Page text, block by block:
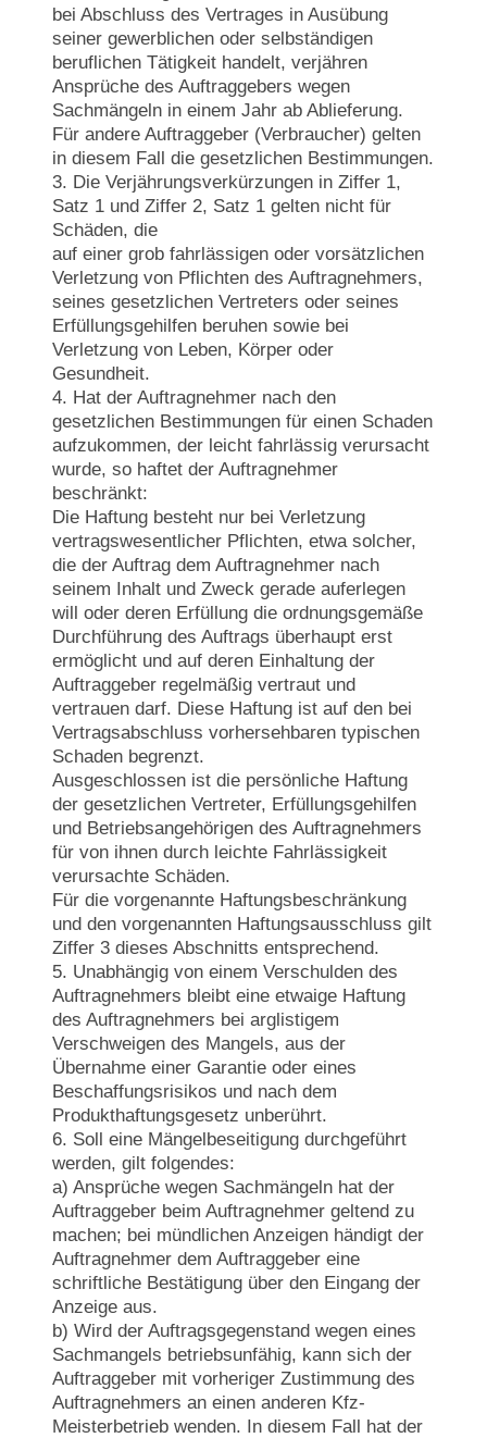
bei Abschluss des Vertrages in Ausübung
seiner gewerblichen oder selbständigen
beruflichen Tätigkeit handelt, verjähren
Ansprüche des Auftraggebers wegen
Sachmängeln in einem Jahr ab Ablieferung.
Für andere Auftraggeber (Verbraucher) gelten
in diesem Fall die gesetzlichen Bestimmungen.
3. Die Verjährungsverkürzungen in Ziffer 1,
Satz 1 und Ziffer 2, Satz 1 gelten nicht für
Schäden, die
auf einer grob fahrlässigen oder vorsätzlichen
Verletzung von Pflichten des Auftragnehmers,
seines gesetzlichen Vertreters oder seines
Erfüllungsgehilfen beruhen sowie bei
Verletzung von Leben, Körper oder
Gesundheit.
4. Hat der Auftragnehmer nach den
gesetzlichen Bestimmungen für einen Schaden
aufzukommen, der leicht fahrlässig verursacht
wurde, so haftet der Auftragnehmer
beschränkt:
Die Haftung besteht nur bei Verletzung
vertragswesentlicher Pflichten, etwa solcher,
die der Auftrag dem Auftragnehmer nach
seinem Inhalt und Zweck gerade auferlegen
will oder deren Erfüllung die ordnungsgemäße
Durchführung des Auftrags überhaupt erst
ermöglicht und auf deren Einhaltung der
Auftraggeber regelmäßig vertraut und
vertrauen darf. Diese Haftung ist auf den bei
Vertragsabschluss vorhersehbaren typischen
Schaden begrenzt.
Ausgeschlossen ist die persönliche Haftung
der gesetzlichen Vertreter, Erfüllungsgehilfen
und Betriebsangehörigen des Auftragnehmers
für von ihnen durch leichte Fahrlässigkeit
verursachte Schäden.
Für die vorgenannte Haftungsbeschränkung
und den vorgenannten Haftungsausschluss gilt
Ziffer 3 dieses Abschnitts entsprechend.
5. Unabhängig von einem Verschulden des
Auftragnehmers bleibt eine etwaige Haftung
des Auftragnehmers bei arglistigem
Verschweigen des Mangels, aus der
Übernahme einer Garantie oder eines
Beschaffungsrisikos und nach dem
Produkthaftungsgesetz unberührt.
6. Soll eine Mängelbeseitigung durchgeführt
werden, gilt folgendes:
a) Ansprüche wegen Sachmängeln hat der
Auftraggeber beim Auftragnehmer geltend zu
machen; bei mündlichen Anzeigen händigt der
Auftragnehmer dem Auftraggeber eine
schriftliche Bestätigung über den Eingang der
Anzeige aus.
b) Wird der Auftragsgegenstand wegen eines
Sachmangels betriebsunfähig, kann sich der
Auftraggeber mit vorheriger Zustimmung des
Auftragnehmers an einen anderen Kfz-
Meisterbetrieb wenden. In diesem Fall hat der